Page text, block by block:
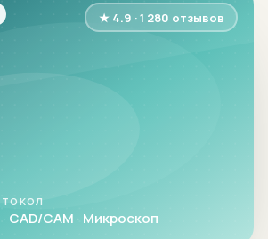
★ 4.9 · 1 280 отзывов
CAD/CAM · Микроскоп